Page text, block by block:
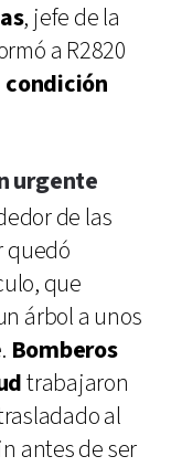
, jefe de la
a R2820
condición
urgente
de las
quedó
que
árbol a unos
Bomberos
trabajaron
al
antes de ser